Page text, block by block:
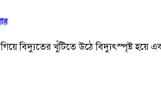
বিদ্যুতের খুঁটিতে উঠে বিদ্যুৎস্পৃষ্ট